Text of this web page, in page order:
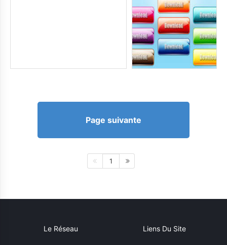
Page suivante
1
Le Réseau Liens Du Site